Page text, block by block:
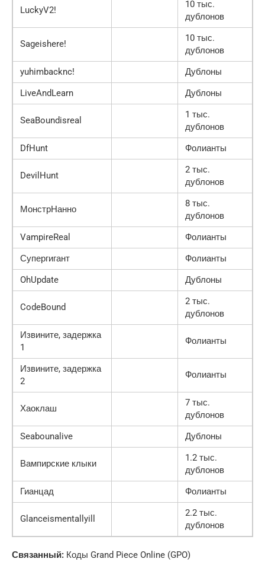
LuckyV2!
10 тыс.
дублонов
Sageishere!
10 тыс.
дублонов
yuhimbacknc!
Дублоны
LiveAndLearn
Дублоны
SeaBoundisreal
1 тыс.
дублонов
DfHunt
Фолианты
DevilHunt
2 тыс.
дублонов
МонстрНанно
8 тыс.
дублонов
VampireReal
Фолианты
Супергигант
Фолианты
OhUpdate
Дублоны
CodeBound
2 тыс.
дублонов
Извините, задержка
1
Фолианты
Извините, задержка
2
Фолианты
Хаоклаш
7 тыс.
дублонов
Seabounalive
Дублоны
Вампирские клыки
1.2 тыс.
дублонов
Гианцад
Фолианты
Glanceismentallyill
2.2 тыс.
дублонов
Связанный: Коды Grand Piece Online (GPO)